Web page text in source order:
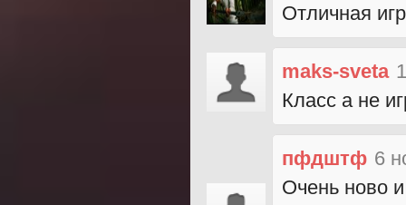
Отличная
maks-sveta
Класс а не
пфдштф 6
Очень ново